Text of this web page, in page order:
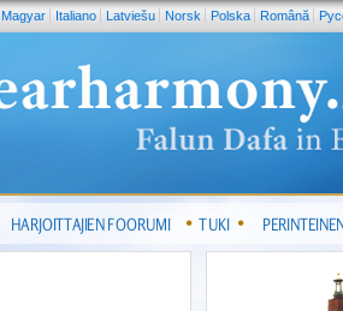
Magyar Italiano Latviešu Norsk Polska Română
HARJOITTAJIEN FOORUMI TUKI